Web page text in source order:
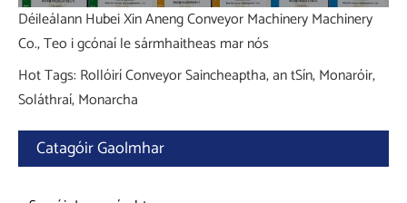
Déileálann Hubei Xin Aneng Conveyor Machinery Machinery
Co., Teo i gcónaí le sármhaitheas mar nós
Hot Tags: Rollóirí Conveyor Saincheaptha, an tSín, Monaróir,
Soláthraí, Monarcha
Catagóir Gaolmhar